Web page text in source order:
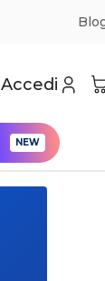
Accedi